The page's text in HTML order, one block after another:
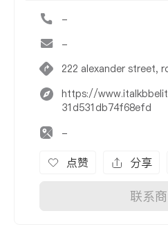
-
-
222 alexander street,
https://
31d531db74f68efd
-
点赞 分享
联系